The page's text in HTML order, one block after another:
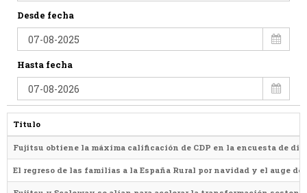
Desde fecha
Hasta fecha
Titulo
Fujitsu obtiene la máxima calificación de CDP en la encuesta de
El regreso de las familias a la España Rural por navidad y el auge